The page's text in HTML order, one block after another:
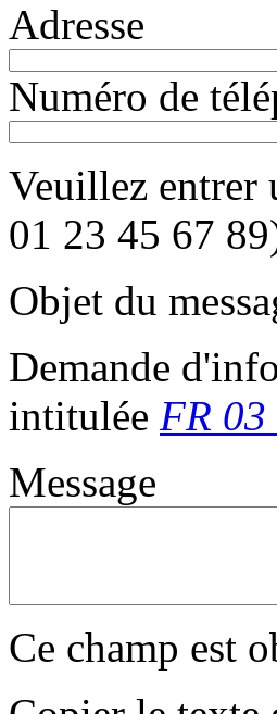
Adresse
Numéro de
Veuillez entrer
01 23 45 67
Objet du
Demande
intitulée FR
Message
Ce champ est